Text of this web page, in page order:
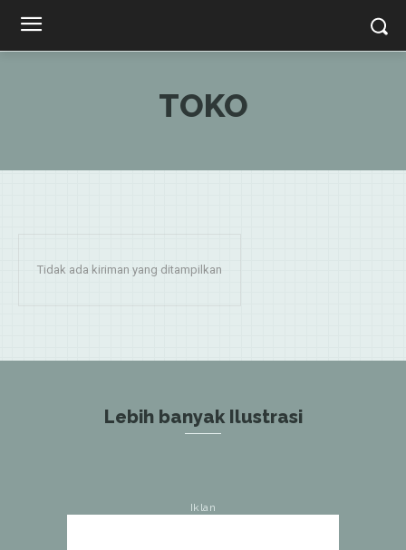
TOKO
Tidak ada kiriman yang ditampilkan
Lebih banyak Ilustrasi
Iklan